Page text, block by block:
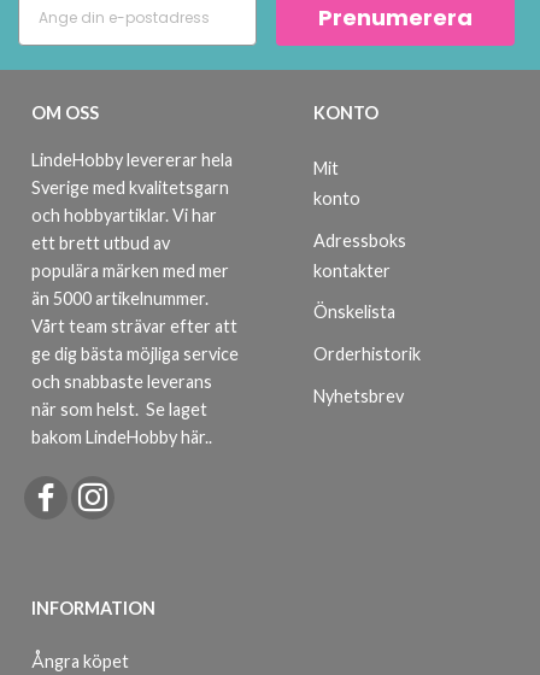
Prenumerera
OM OSS
LindeHobby levererar hela
Sverige med kvalitetsgarn
och hobbyartiklar. Vi har
ett brett utbud av
populära märken med mer
än 5000 artikelnummer.
Vårt team strävar efter att
ge dig bästa möjliga service
och snabbaste leverans
när som helst. Se laget
bakom LindeHobby här..
INFORMATION
Ångra köpet
KONTO
Mit
konto
Adressboks
kontakter
Önskelista
Orderhistorik
Nyhetsbrev
Spara upp till 50%!
exklusiv tillgång till inspirerande
stickmönster och specialerbjudanden!
Prenumerera
Nej tack